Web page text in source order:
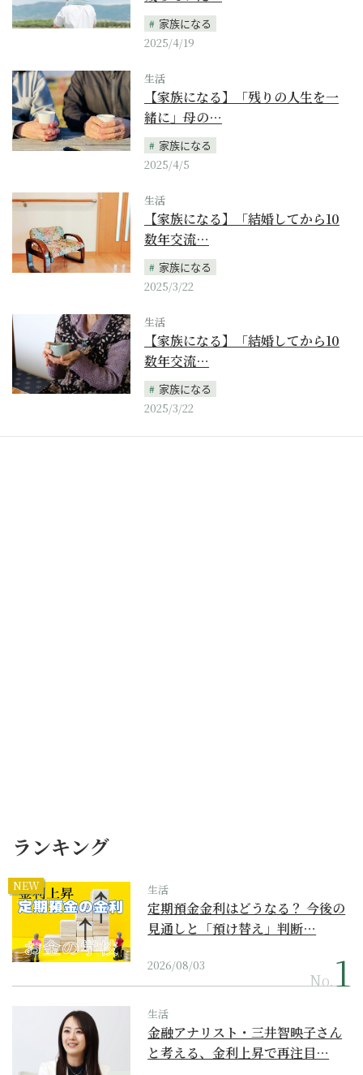
家族になる
2025/4/19
生活
【家族になる】「残りの人生を一
緒に」母の…
家族になる
2025/4/5
生活
【家族になる】「結婚してから10
数年交流…
家族になる
2025/3/22
生活
【家族になる】「結婚してから10
数年交流…
家族になる
2025/3/22
ランキング
NEW 生活
定期預金金利はどうなる？ 今後の
見通しと「預け替え」判断…
2026/08/03
No.
生活
金融アナリスト・三井智映子さん
と考える、金利上昇で再注目…